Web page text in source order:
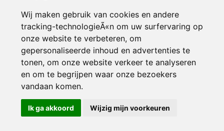
Wij maken gebruik van cookies en andere
tracking-technologieÃ«n om uw surfervaring op
onze website te verbeteren, om
gepersonaliseerde inhoud en advertenties te
tonen, om onze website verkeer te analyseren
en om te begrijpen waar onze bezoekers
vandaan komen.
Ik ga akkoord Wijzig mijn voorkeuren
© 2000-2026 UFE Media:Managersonline.nl|Brisk magazine
Partners:Autowereld.com